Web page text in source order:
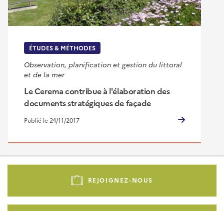
ÉTUDES & MÉTHODES
Observation, planification et gestion du littoral
et de la mer
Le Cerema contribue à l'élaboration des
documents stratégiques de façade
Publié le 24/11/2017
Pied
-
REJOIGNEZ-NOUS